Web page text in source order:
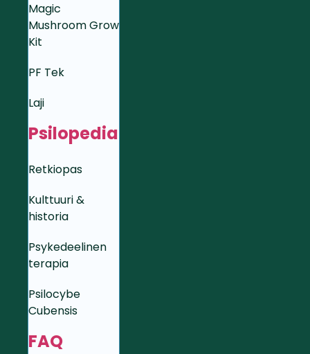
Magic
Mushroom Grow
Kit
PF Tek
Laji
Psilopedia
Retkiopas
Kulttuuri &
historia
Psykedeelinen
terapia
Psilocybe
Cubensis
FAQ